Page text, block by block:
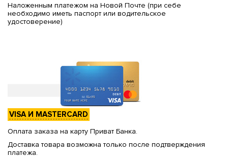
Наложенным платежом на Новой Почте (при себе
необходимо иметь паспорт или водительское
удостоверение)
VISA И MASTERCARD
Оплата заказа на карту Приват Банка.
Доставка товара возможна только после подтверждения
платежа.